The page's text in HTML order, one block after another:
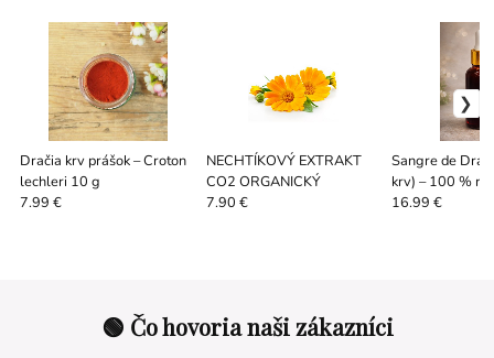
Dračia krv prášok – Croton
lechleri 10 g
7.99 €
NECHTÍKOVÝ EXTRAKT
CO2 ORGANICKÝ
7.90 €
Sangre de
krv) – 100 %
živica (30 ml /
16.99 €
🟢 Čo hovoria naši zákazníci